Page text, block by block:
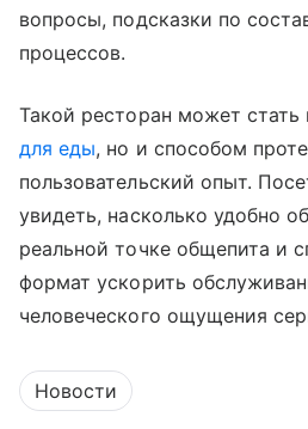
вопросы, подсказки по
процессов.
Такой ресторан может
для еды, но и способом
пользовательский опыт.
увидеть, насколько удобно
реальной точке общепита и
формат ускорить
человеческого ощущения
Новости